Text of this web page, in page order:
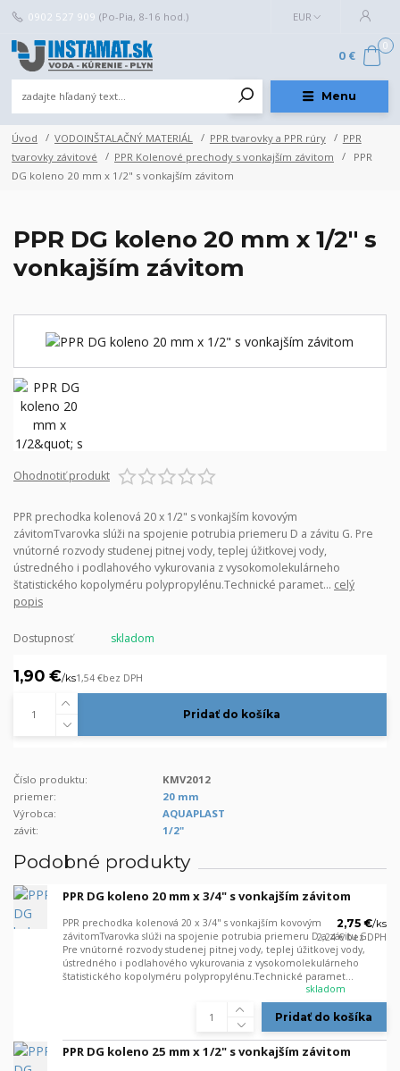
Menu
EUR
0902 527 909 (Po-Pia, 8-16 hod.)
0
0 €
Úvod VODOINŠTALAČNÝ MATERIÁL PPR tvarovky a PPR rúry
PPR
tvarovky závitové
PPR Kolenové prechody s vonkajším závitom
PPR
DG koleno 20 mm x 1/2" s vonkajším závitom
PPR DG koleno 20 mm x 1/2" s
vonkajším závitom
Ohodnotiť produkt
PPR prechodka kolenová 20 x 1/2" s vonkajším kovovým
závitomTvarovka slúži na spojenie potrubia priemeru D a závitu G. Pre
vnútorné rozvody studenej pitnej vody, teplej úžitkovej vody,
ústredného i podlahového vykurovania z vysokomolekulárneho
štatistického kopolyméru polypropylénu.Technické paramet... celý
popis
Dostupnosť skladom
1,90 €/ks1,54 €bez DPH
Pridať do košíka
Číslo produktu:
KMV2012
priemer:
20 mm
Výrobca:
AQUAPLAST
závit:
1/2"
Podobné produkty
PPR DG koleno 20 mm x 3/4" s vonkajším závitom
PPR prechodka kolenová 20 x 3/4" s vonkajším kovovým
závitomTvarovka slúži na spojenie potrubia priemeru D a závitu G.
Pre vnútorné rozvody studenej pitnej vody, teplej úžitkovej vody,
ústredného i podlahového vykurovania z vysokomolekulárneho
štatistického kopolyméru polypropylénu.Technické paramet...
2,75 €/ks
2,24 €bez DPH
skladom
Pridať do košíka
PPR DG koleno 25 mm x 1/2" s vonkajším závitom